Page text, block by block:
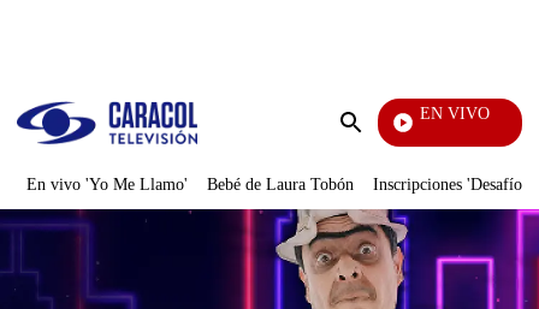
Enviar
EN VIVO
Doble Vía
En vivo 'Yo Me Llamo' Bebé de Laura Tobón Inscripciones 'Desafío'